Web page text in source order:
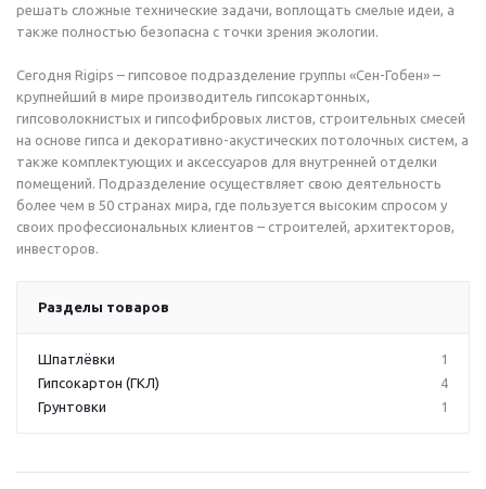
решать сложные технические задачи, воплощать смелые идеи, а
также полностью безопасна с точки зрения экологии.
Сегодня Rigips – гипсовое подразделение группы «Сен-Гобен» –
крупнейший в мире производитель гипсокартонных,
гипсоволокнистых и гипсофибровых листов, строительных смесей
на основе гипса и декоративно-акустических потолочных систем, а
также комплектующих и аксессуаров для внутренней отделки
помещений. Подразделение осуществляет свою деятельность
более чем в 50 странах мира, где пользуется высоким спросом у
своих профессиональных клиентов – строителей, архитекторов,
инвесторов.
Разделы товаров
Шпатлёвки
1
Гипсокартон (ГКЛ)
4
Грунтовки
1